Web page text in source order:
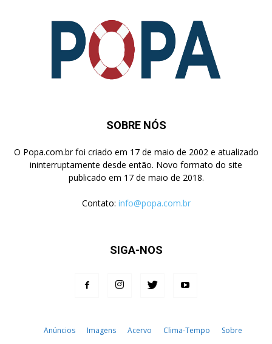
SOBRE NÓS
O Popa.com.br foi criado em 17 de maio de 2002 e atualizado
ininterruptamente desde então. Novo formato do site
publicado em 17 de maio de 2018.
Contato: info@popa.com.br
SIGA-NOS
Anúncios Imagens Acervo Clima-Tempo Sobre